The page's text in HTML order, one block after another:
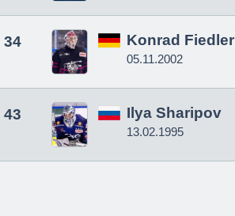
34 Konrad Fiedler
05.11.2002
43 Ilya Sharipov
13.02.1995